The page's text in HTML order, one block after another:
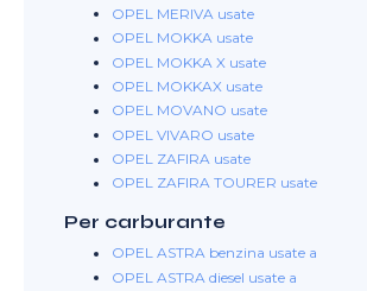
OPEL MERIVA usate
OPEL MOKKA usate
OPEL MOKKA X usate
OPEL MOKKAX usate
OPEL MOVANO usate
OPEL VIVARO usate
OPEL ZAFIRA usate
OPEL ZAFIRA TOURER usate
Per carburante
OPEL ASTRA benzina usate a
OPEL ASTRA diesel usate a